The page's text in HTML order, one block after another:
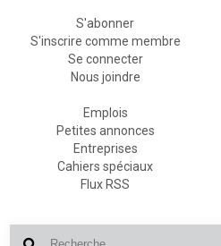
S'abonner
S'inscrire comme membre
Se connecter
Nous joindre
Emplois
Petites annonces
Entreprises
Cahiers spéciaux
Flux RSS